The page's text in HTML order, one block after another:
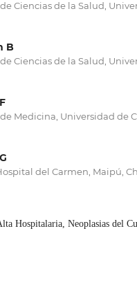
Ciencias de la Salud,
B
Ciencias de la Salud,
Medicina, Universidad de
del Carmen, Maipú,
Hospitalaria, Neoplasias del